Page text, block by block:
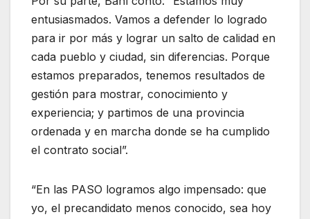
entusiasmados. Vamos a defender lo logrado
para ir por más y lograr un salto de calidad en
cada pueblo y ciudad, sin diferencias. Porque
estamos preparados, tenemos resultados de
gestión para mostrar, conocimiento y
experiencia; y partimos de una provincia
ordenada y en marcha donde se ha cumplido
el contrato social”.
“En las PASO logramos algo impensado: que
yo, el precandidato menos conocido, sea hoy